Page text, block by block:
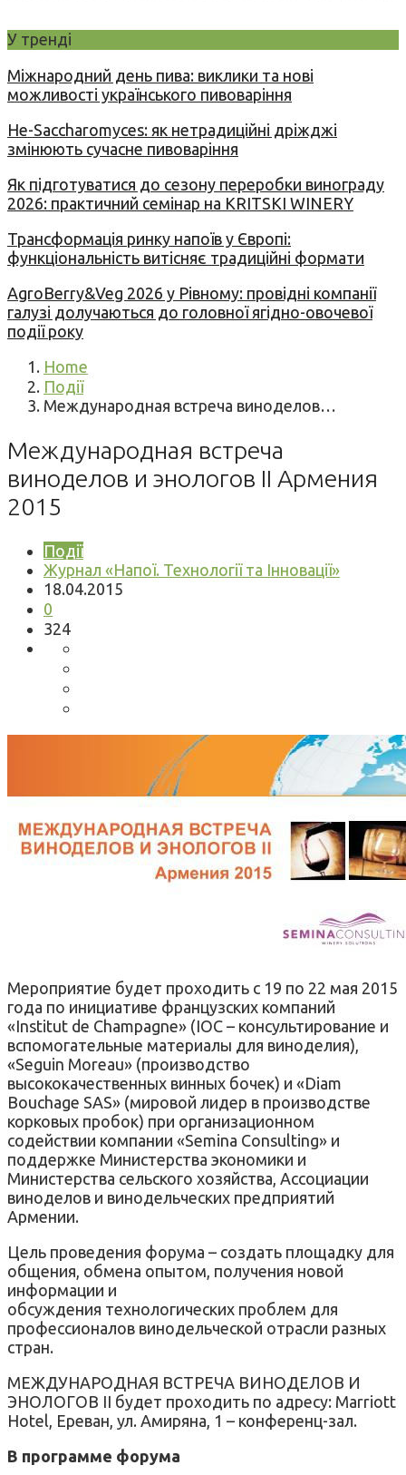
У тренді
Міжнародний день пива: виклики та нові
можливості українського пивоваріння
Не-Saccharomyces: як нетрадиційні дріжджі
змінюють сучасне пивоваріння
Як підготуватися до сезону переробки винограду
2026: практичний семінар на KRITSKI WINERY
Трансформація ринку напоїв у Європі:
функціональність витісняє традиційні формати
AgroBerry&Veg 2026 у Рівному: провідні компанії
галузі долучаються до головної ягідно-овочевої
події року
Home
Події
Международная встреча виноделов…
Международная встреча
виноделов и энологов II Армения
2015
Події
Журнал «Напої. Технології та Інновації»
18.04.2015
0
324
Мероприятие будет проходить с 19 по 22 мая 2015
года по инициативе французских компаний
«Institut de Champagne» (IOC – консультирование и
вспомогательные материалы для виноделия),
«Seguin Moreau» (производство
высококачественных винных бочек) и «Diam
Bouchage SAS» (мировой лидер в производстве
корковых пробок) при организационном
содействии компании «Semina Consulting» и
поддержке Министерства экономики и
Министерства сельского хозяйства, Ассоциации
виноделов и винодельческих предприятий
Армении.
Цель проведения форума – создать площадку для
общения, обмена опытом, получения новой
информации и
обсуждения технологических проблем для
профессионалов винодельческой отрасли разных
стран.
МЕЖДУНАРОДНАЯ ВСТРЕЧА ВИНОДЕЛОВ И
ЭНОЛОГОВ II будет проходить по адресу: Marriott
Hotel, Ереван, ул. Амиряна, 1 – конференц-зал.
В программе форума